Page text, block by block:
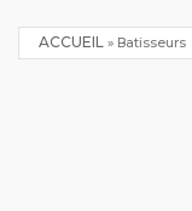
ACCUEIL » Batisseurs